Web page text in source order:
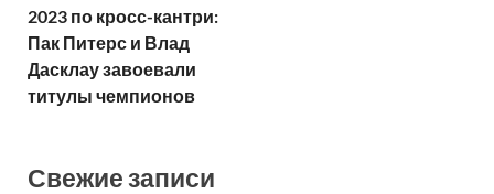
2023 по кросс-кантри:
Пак Питерс и Влад
Дасклау завоевали
титулы чемпионов
Свежие записи